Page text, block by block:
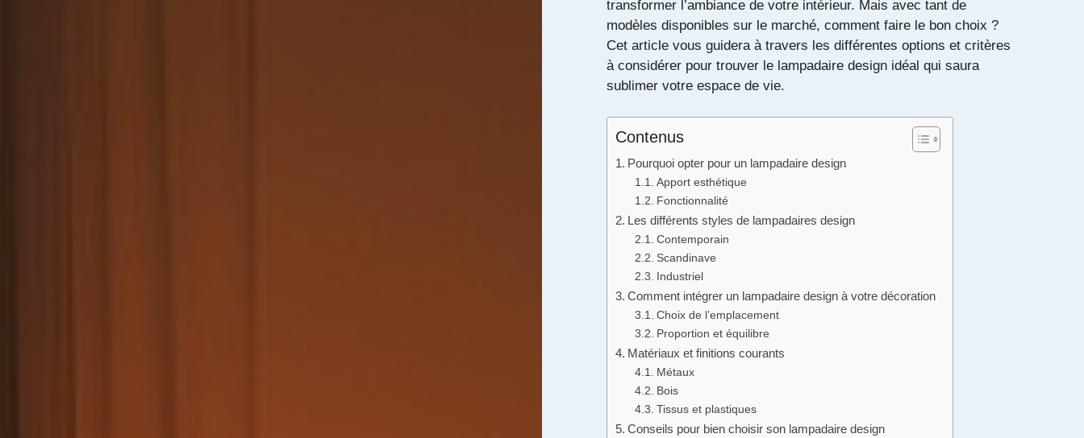
transformer l’ambiance de votre intérieur. Mais avec tant de
modèles disponibles sur le marché, comment faire le bon choix ?
Cet article vous guidera à travers les différentes options et critères
à considérer pour trouver le lampadaire design idéal qui saura
sublimer votre espace de vie.
Contenus
Pourquoi opter pour un lampadaire design
Apport esthétique
Fonctionnalité
Les différents styles de lampadaires design
Contemporain
Scandinave
Industriel
Comment intégrer un lampadaire design à votre décoration
Choix de l’emplacement
Proportion et équilibre
Matériaux et finitions courants
Métaux
Bois
Tissus et plastiques
Conseils pour bien choisir son lampadaire design